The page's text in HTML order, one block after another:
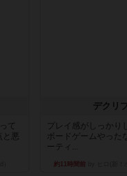
て
と悪
デクリ
プレイ感がしっかり
ボードゲームやった
ーティ...
約11時間前